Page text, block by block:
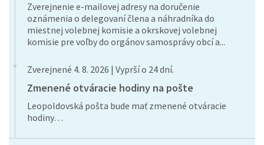
Zverejnenie e-mailovej adresy na doručenie
oznámenia o delegovaní člena a náhradníka do
miestnej volebnej komisie a okrskovej volebnej
komisie pre voľby do orgánov samosprávy obcí a...
Zverejnené 4. 8. 2026 | Vyprší o 24 dní.
Zmenené otváracie hodiny na pošte
Leopoldovská pošta bude mať zmenené otváracie
hodiny…